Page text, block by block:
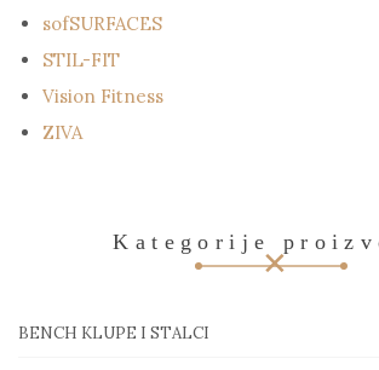
sofSURFACES
STIL-FIT
Vision Fitness
ZIVA
Kategorije
BENCH KLUPE I STALCI